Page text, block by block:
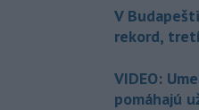
V
rekord,
VIDEO:
pomáhajú